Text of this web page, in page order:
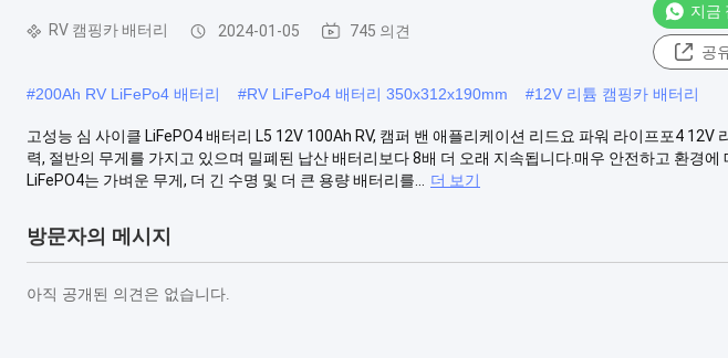
RV 캠핑카 배터리 2024-01-05 745 의견
지금
공
#200Ah RV LiFePo4 배터리 #RV LiFePo4 배터리 350x312x190mm #12V 리튬 캠핑카 배터리
고성능 심 사이클 LiFePO4 배터리 L5 12V 100Ah RV, 캠퍼 밴 애플리케이션 리드요 파워 라이프포4 12V
력, 절반의 무게를 가지고 있으며 밀폐된 납산 배터리보다 8배 더 오래 지속됩니다.매우 안전하고 환경에
LiFePO4는 가벼운 무게, 더 긴 수명 및 더 큰 용량 배터리를...
더 보기
방문자의 메시지
아직 공개된 의견은 없습니다.